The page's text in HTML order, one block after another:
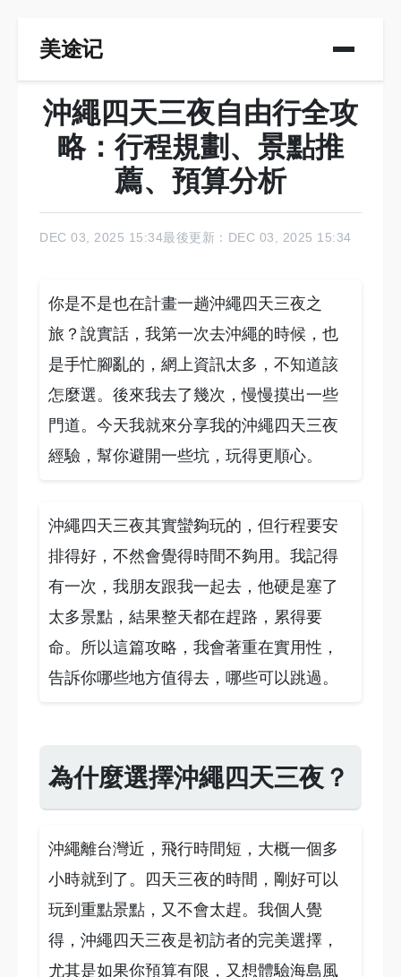
美途记
沖繩四天三夜自由行全攻
略：行程規劃、景點推
薦、預算分析
DEC 03, 2025 15:34最後更新：DEC 03, 2025 15:34
你是不是也在計畫一趟沖繩四天三夜之
旅？說實話，我第一次去沖繩的時候，也
是手忙腳亂的，網上資訊太多，不知道該
怎麼選。後來我去了幾次，慢慢摸出一些
門道。今天我就來分享我的沖繩四天三夜
經驗，幫你避開一些坑，玩得更順心。
沖繩四天三夜其實蠻夠玩的，但行程要安
排得好，不然會覺得時間不夠用。我記得
有一次，我朋友跟我一起去，他硬是塞了
太多景點，結果整天都在趕路，累得要
命。所以這篇攻略，我會著重在實用性，
告訴你哪些地方值得去，哪些可以跳過。
為什麼選擇沖繩四天三夜？
沖繩離台灣近，飛行時間短，大概一個多
小時就到了。四天三夜的時間，剛好可以
玩到重點景點，又不會太趕。我個人覺
得，沖繩四天三夜是初訪者的完美選擇，
尤其是如果你預算有限，又想體驗海島風